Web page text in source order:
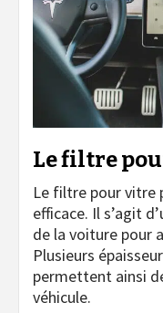
Le filtre
Le filtre pour vitre
efficace. Il s’agit
de la voiture pour
Plusieurs
permettent ainsi
véhicule.